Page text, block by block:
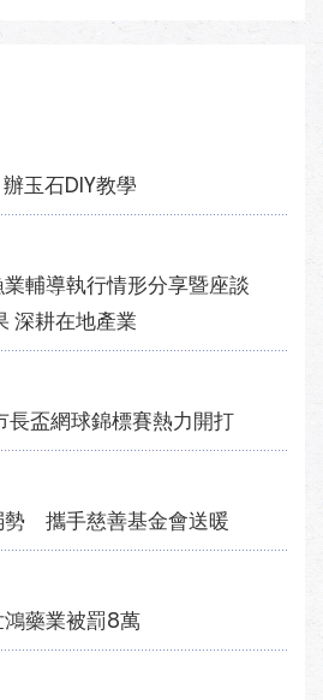
玉石DIY教學
輔導執行情形分享暨座談
深耕在地產業
長盃網球錦標賽熱力開打
勢 攜手慈善基金會送暖
藥業被罰8萬